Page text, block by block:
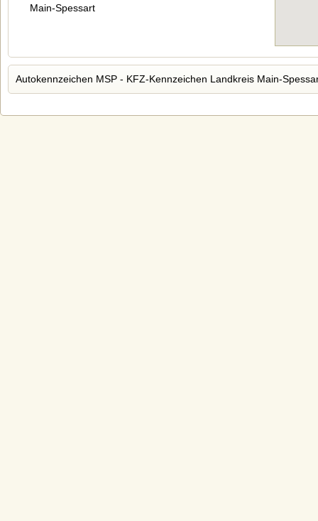
Main-Spessart
Autokennzeichen MSP - KFZ-Kennzeichen Landkreis Main-